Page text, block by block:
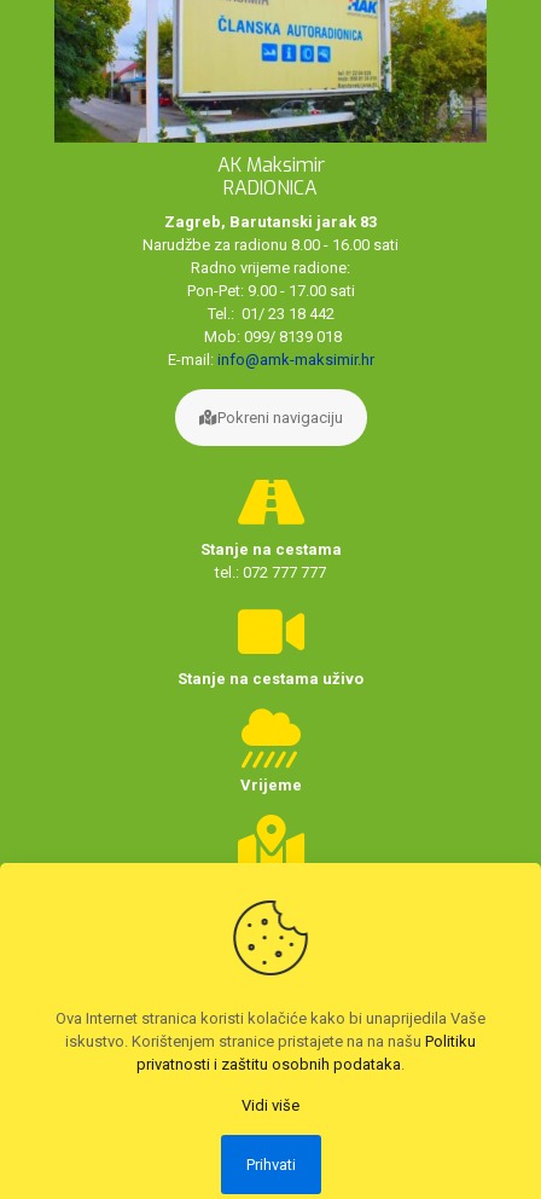
AK Maksimir
RADIONICA
Zagreb, Barutanski jarak 83
Narudžbe za radionu 8.00 - 16.00 sati
Radno vrijeme radione:
Pon-Pet: 9.00 - 17.00 sati
Tel.: 01/ 23 18 442
Mob: 099/ 8139 018
E-mail: info@amk-maksimir.hr
Pokreni navigaciju
Stanje na cestama
tel.: 072 777 777
Stanje na cestama uživo
Vrijeme
(Hrvatske)
Preuzmite HAK aplikaciju
2026. © Autoklub Maksimir
Ova Internet stranica koristi kolačiće kako bi unaprijedila Vaše
iskustvo. Korištenjem stranice pristajete na na našu Politiku
privatnosti i zaštitu osobnih podataka.
Vidi više
Prihvati